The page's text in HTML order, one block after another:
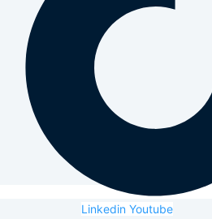
Linkedin Youtube